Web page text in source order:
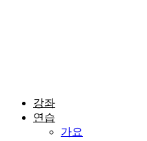
강좌
연습
가요